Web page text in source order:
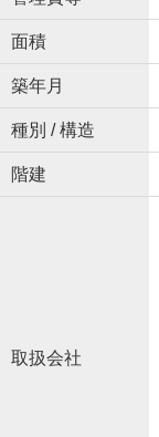
面積
築年月
種別 / 構造
階建
取扱会社